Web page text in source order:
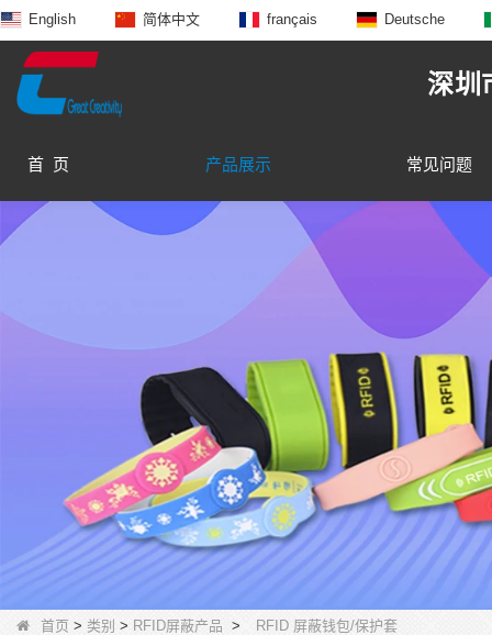
English 简体中文 français Deutsche
深圳
首 页 产品展示 常见问题
首页 > 类别 > RFID屏蔽产品 > RFID 屏蔽钱包/保护套